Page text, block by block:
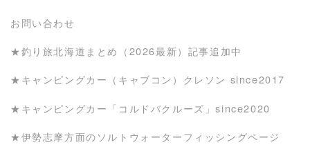
お問い合わせ
★釣り旅北海道まとめ（2026最新）記事追加中
★キャンピングカー（キャブコン）クレソン since2017
★キャンピングカー「コルドバクルーズ」since2020
★伊勢志摩方面のソルトウォーターフィッシングページ